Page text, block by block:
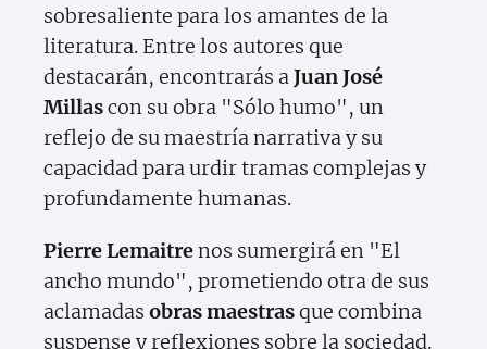
sobresaliente para los amantes de la
literatura. Entre los autores que
destacarán, encontrarás aJuan José
Millascon su obra "Sólo humo", un
reflejo de su maestría narrativa y su
capacidad para urdir tramas complejas y
profundamente humanas.
Pierre Lemaitrenos sumergirá en "El
ancho mundo", prometiendo otra de sus
aclamadas obras maestrasque combina
suspense y reflexiones sobre la sociedad.